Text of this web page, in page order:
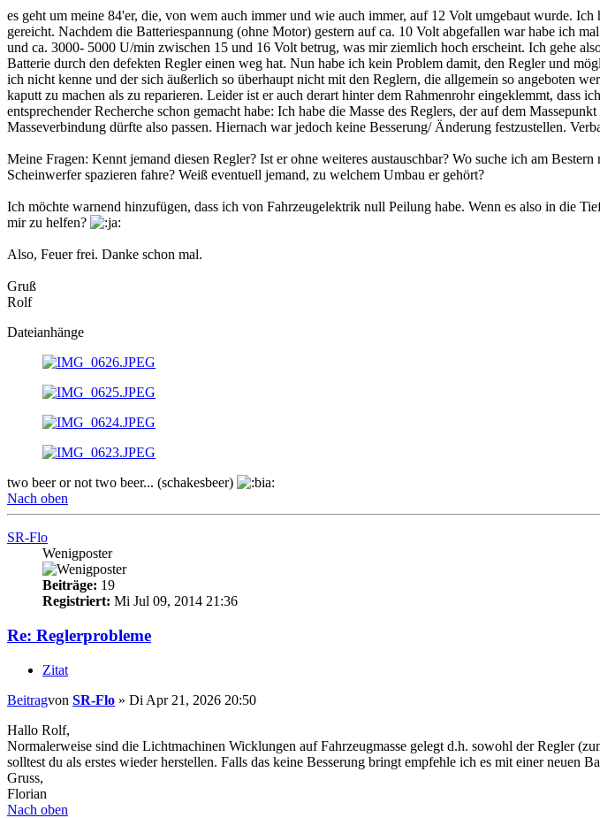
es geht um meine 84'er, die, von wem auch immer und wie auch immer, auf 12 Volt umgebaut wurde.
gereicht. Nachdem die Batteriespannung (ohne Motor) gestern auf ca. 10 Volt abgefallen war habe ich
und ca. 3000- 5000 U/min zwischen 15 und 16 Volt betrug, was mir ziemlich hoch erscheint. Ich gehe
Batterie durch den defekten Regler einen weg hat. Nun habe ich kein Problem damit, den Regler und
ich nicht kenne und der sich äußerlich so überhaupt nicht mit den Reglern, die allgemein so angeboten
kaputt zu machen als zu reparieren. Leider ist er auch derart hinter dem Rahmenrohr eingeklemmt, dass
entsprechender Recherche schon gemacht habe: Ich habe die Masse des Reglers, der auf dem
Masseverbindung dürfte also passen. Hiernach war jedoch keine Besserung/ Änderung festzustellen.
Meine Fragen: Kennt jemand diesen Regler? Ist er ohne weiteres austauschbar? Wo suche ich am
Scheinwerfer spazieren fahre? Weiß eventuell jemand, zu welchem Umbau er gehört?
Ich möchte warnend hinzufügen, dass ich von Fahrzeugelektrik null Peilung habe. Wenn es also in die
mir zu helfen?
Also, Feuer frei. Danke schon mal.
Gruß
Rolf
Dateianhänge
two beer or not two beer... (schakesbeer)
Nach oben
SR-Flo
Wenigposter
Beiträge: 19
Registriert: Mi Jul 09, 2014 21:36
Re: Reglerprobleme
Zitat
Beitragvon SR-Flo » Di Apr 21, 2026 20:50
Hallo Rolf,
Normalerweise sind die Lichtmachinen Wicklungen auf Fahrzeugmasse gelegt d.h. sowohl der Regler
solltest du als erstes wieder herstellen. Falls das keine Besserung bringt empfehle ich es mit einer neuen
Gruss,
Florian
Nach oben